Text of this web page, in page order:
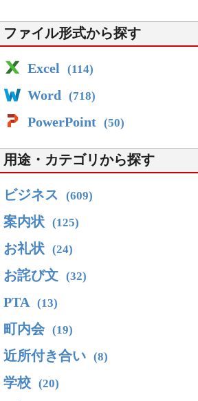
ファイル形式から探す
Excel (114)
Word (718)
PowerPoint (50)
用途・カテゴリから探す
ビジネス (609)
案内状 (125)
お礼状 (24)
お詫び文 (32)
PTA (13)
町内会 (19)
近所付き合い (8)
学校 (20)